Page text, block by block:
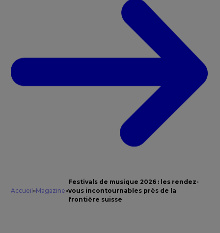
Accueil»Magazine»
Festivals de musique 2026 : les rendez-
vous incontournables près de la
frontière suisse